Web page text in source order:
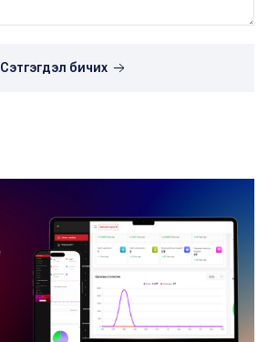
Сэтгэгдэл бичих